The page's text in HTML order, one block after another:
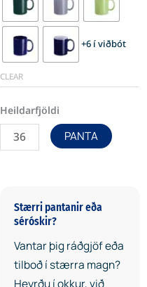
+6 í viðbót
CLEAR
PANTA
Stærri pantanir eða
séróskir?
Vantar þig ráðgjöf eða
tilboð í stærra magn?
Heyrðu í okkur, við